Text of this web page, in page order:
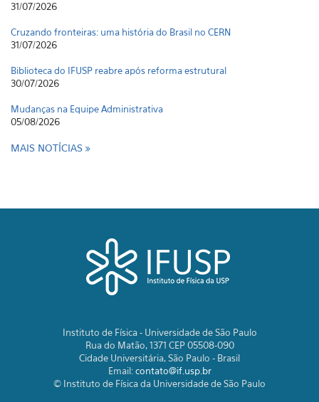
31/07/2026
Cruzando fronteiras: uma história do Brasil no CERN
31/07/2026
Biblioteca do IFUSP reabre após reforma estrutural
30/07/2026
Mudanças na Equipe Administrativa
05/08/2026
MAIS NOTÍCIAS
Instituto de Física - Universidade de São Paulo
Rua do Matão, 1371 CEP 05508-090
Cidade Universitária, São Paulo - Brasil
Email:contato@if.usp.br
© Instituto de Física da Universidade de São Paulo